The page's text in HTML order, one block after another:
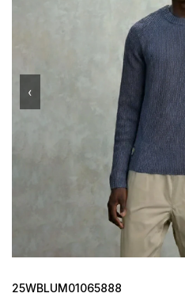
‹
25WBLUM01065888